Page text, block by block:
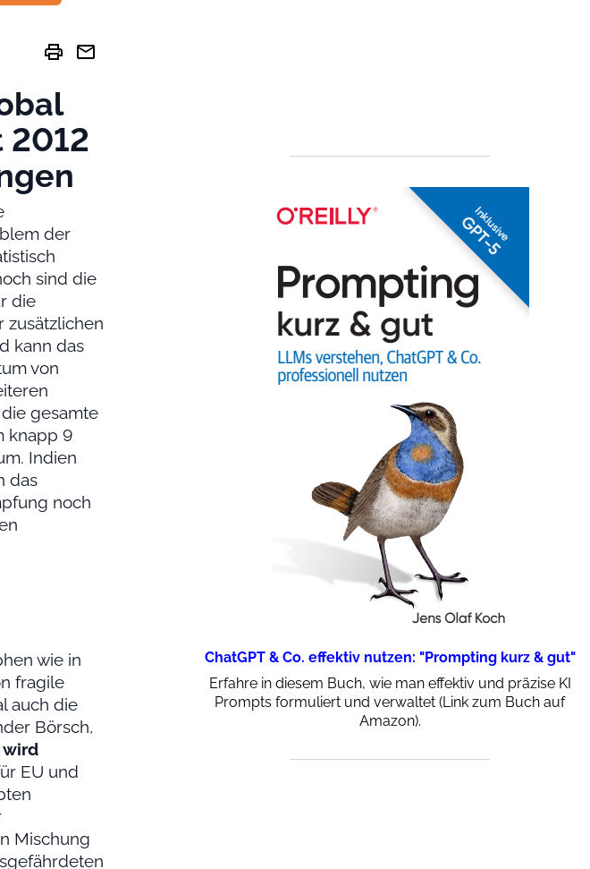
print mail
2012
der
sind die
die
zusätzlichen
kann das
von
gesamte
knapp 9
Indien
das
noch
wie in
fragile
auch die
Börsch,
wird
EU und
Mischung
ChatGPT & Co. effektiv nutzen: "Prompting kurz & gut"
Erfahre in diesem Buch, wie man effektiv und präzise KI
Prompts formuliert und verwaltet (Link zum Buch auf
Amazon).